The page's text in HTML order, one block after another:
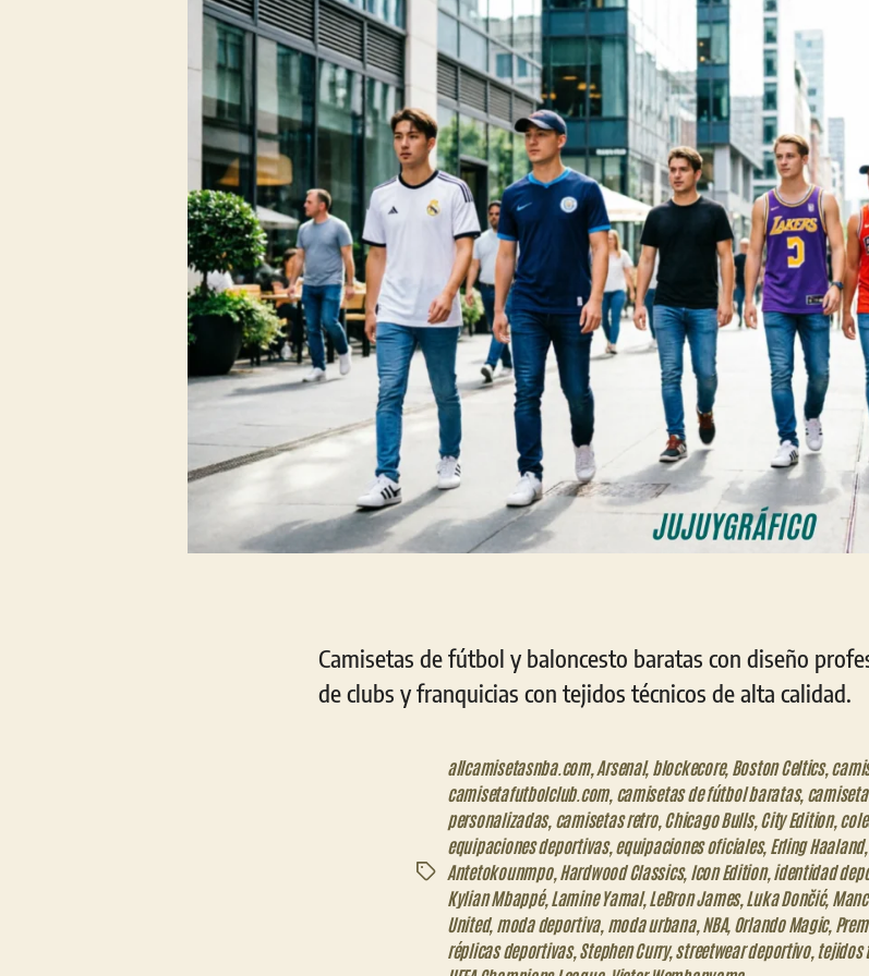
Camisetas de fútbol y baloncesto baratas con diseño
de clubs y franquicias con tejidos técnicos de alta calidad.
Etiquetas
allcamisetasnba.com, Arsenal, blockecore, Boston Celtics,
camisetafutbolclub.com, camisetas de fútbol baratas,
personalizadas, camisetas retro, Chicago Bulls, City Edition,
equipaciones deportivas, equipaciones oficiales, Erling Haaland,
Antetokounmpo, Hardwood Classics, Icon Edition, identidad
Kylian Mbappé, Lamine Yamal, LeBron James, Luka Dončić,
United, moda deportiva, moda urbana, NBA, Orlando Magic,
réplicas deportivas, Stephen Curry,streetwear deportivo, tejidos